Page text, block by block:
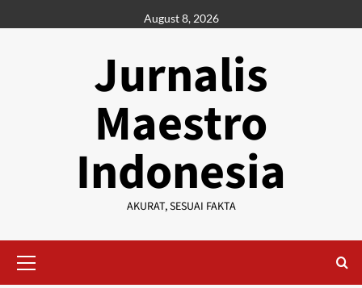
to
August 8, 2026
Jurnalis
Maestro
Indonesia
AKURAT, SESUAI FAKTA
Menu